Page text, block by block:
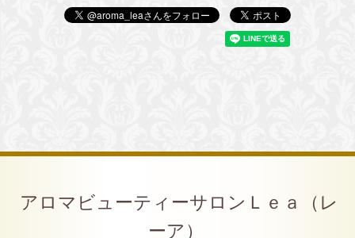
アロマビューティーサロンＬｅａ（レ
ーア）